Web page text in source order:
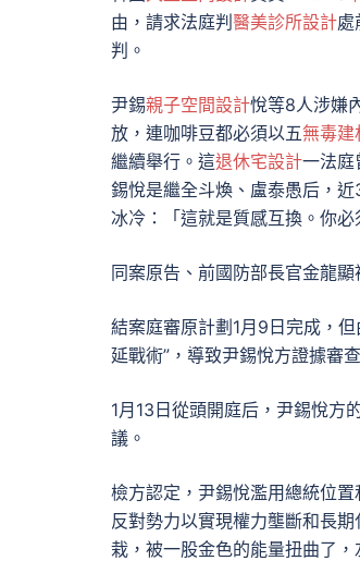
由，請求法庭判 醫美診所設計處
判。
尹錫親子空間設計悅等8人涉嫌
放，連咖啡豆都必須以五無毒建
繼續舉行。這退休宅設計一法庭
錫悅是繼全斗煥、盧泰愚后，
冰冷：「這就是質感互換。你
同案原告、前國防部長官金龍
結案庭審原計劃1月9日完成，
延戰術”，導致尹錫悅方證據審
1月13日從頭開庭后，尹錫悅方
議。
檢方認定，尹錫悅濫用總統位
反對勢力以實現權力壟斷和長
栽，被一股金色的能量扭曲了